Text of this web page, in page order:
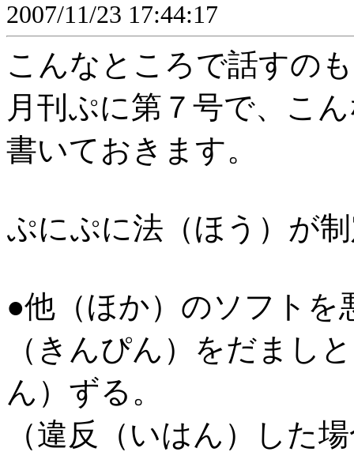
2007/11/23 17:44:17
こんなところで話すの
月刊ぷに第７号で、こ
書いておきます。
ぷにぷに法（ほう）が
●他（ほか）のソフトを
（きんぴん）をだまし
ん）ずる。
（違反（いはん）した